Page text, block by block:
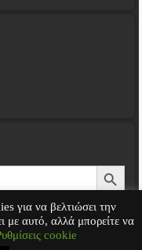
Search Button
Service Περιφερειακά
για να βελτιώσει την
με αυτό, αλλά μπορείτε να
cookie